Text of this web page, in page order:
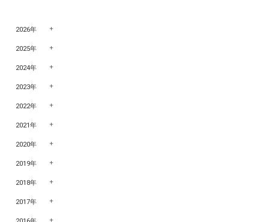
2026年
2025年
2024年
2023年
2022年
2021年
2020年
2019年
2018年
2017年